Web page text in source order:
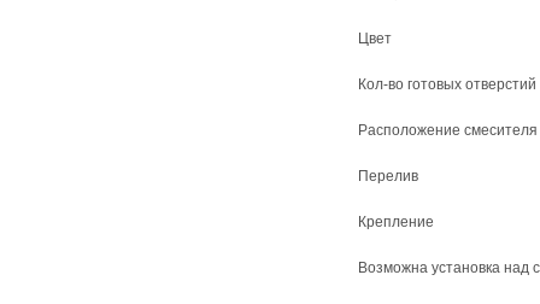
Цвет
Кол-во готовых
Расположение смесителя
Перелив
Крепление
Возможна установка над